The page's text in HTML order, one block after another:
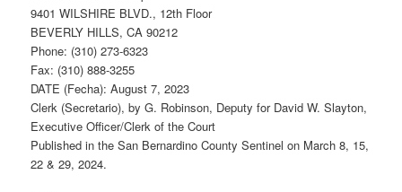
9401 WILSHIRE BLVD., 12th Floor
BEVERLY HILLS, CA 90212
Phone: (310) 273-6323
Fax: (310) 888-3255
DATE (Fecha): August 7, 2023
Clerk (Secretario), by G. Robinson, Deputy for David W. Slayton,
Executive Officer/Clerk of the Court
Published in the San Bernardino County Sentinel on March 8, 15,
22 & 29, 2024.